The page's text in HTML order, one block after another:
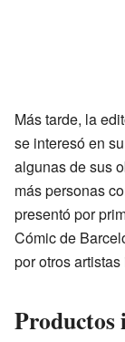
Más tarde, la
se interesó en
algunas de sus
más personas
presentó por
Cómic de
por otros
Productos